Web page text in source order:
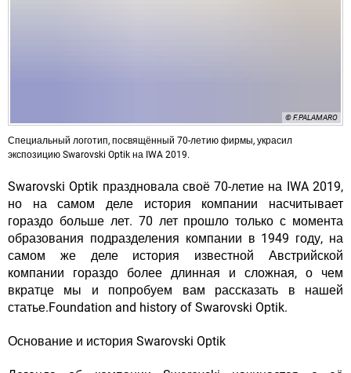
© F.PALAMARO
Специальный логотип, посвящённый 70-летию фирмы, украсил
экспозицию Swarovski Optik на IWA 2019.
Swarovski Optik праздновала своё 70-летие на IWA 2019,
но на самом деле история компании насчитывает
гораздо больше лет. 70 лет прошло только с момента
образования подразделения компании в 1949 году, на
самом же деле история известной Австрийской
компании гораздо более длинная и сложная, о чем
вкратце мы и попробуем вам рассказать в нашей
статье.Foundation and history of Swarovski Optik.
Основание и история Swarovski Optik